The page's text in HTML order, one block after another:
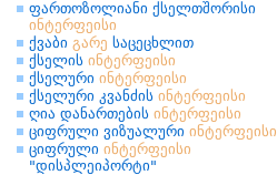
ფართოზოლიანი ქსელთშორისი
ინტერფეისი
ქვაბი გარე საცეცხლით
ქსელის ინტერფეისი
ქსელური ინტერფეისი
ქსელური კვანძის ინტერფეისი
ღია დანართების ინტერფეისი
ციფრული ვიზუალური ინტერფეისი
ციფრული ინტერფეისი
"დისპლეიპორტი"